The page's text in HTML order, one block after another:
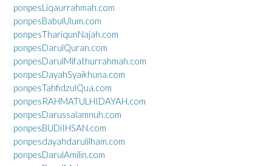
ponpesLiqaurrahmah.com
ponpesBabulUlum.com
ponpesThariqunNajah.com
ponpesDarulQuran.com
ponpesDarulMifathurrahmah.com
ponpesDayahSyaikhuna.com
ponpesTahfidzulQua.com
ponpesRAHMATULHIDAYAH.com
ponpesDarussalamnuh.com
ponpesBUDiIHSAN.com
ponpesdayahdarulilham.com
ponpesDarulAmilin.com